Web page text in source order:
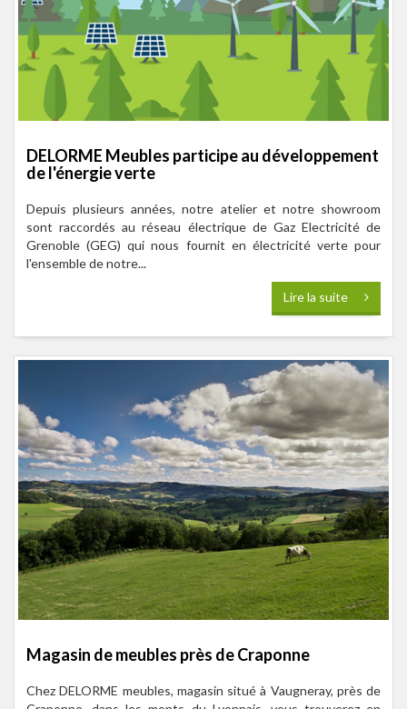
DELORME Meubles participe au développement
de l'énergie verte
Depuis plusieurs années, notre atelier et notre showroom
sont raccordés au réseau électrique de Gaz Electricité de
Grenoble (GEG) qui nous fournit en électricité verte pour
l'ensemble de notre...
Lire la suite
Magasin de meubles près de Craponne
Chez DELORME meubles, magasin situé à Vaugneray, près de